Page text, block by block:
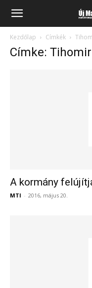
Kezdőlap Címkék
Címke:
A kormány
MTI - 2016, május 20.